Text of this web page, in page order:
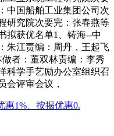
中国船舶工业集团公司次
研究院次要完：张春燕等
拟获优名单1、铸海--中
朱江责编：周丹，王起飞
者：董双林责编：李秀
科学手艺励办公室组织召
会评审会议，
惠1%、按揭优惠0.